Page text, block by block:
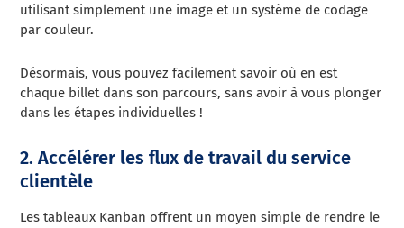
utilisant simplement une image et un système de codage
par couleur.
Désormais, vous pouvez facilement savoir où en est
chaque billet dans son parcours, sans avoir à vous plonger
dans les étapes individuelles !
2. Accélérer les flux de travail du service
clientèle
Les tableaux Kanban offrent un moyen simple de rendre le